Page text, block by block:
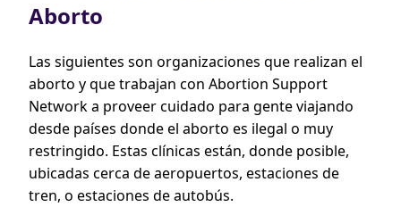
Aborto
Las siguientes son organizaciones que realizan el
aborto y que trabajan con Abortion Support
Network a proveer cuidado para gente viajando
desde países donde el aborto es ilegal o muy
restringido. Estas clínicas están, donde posible,
ubicadas cerca de aeropuertos, estaciones de
tren, o estaciones de autobús.